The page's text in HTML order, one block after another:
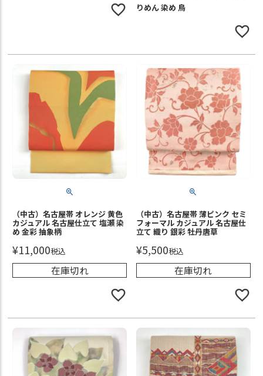
りめん 染め 鳥
（中古）名古屋帯 オレンジ 黄色
カジュアル 名古屋仕立て 塩瀬 染
め 金彩 抽象柄
¥11,000税込
在庫切れ
（中古）名古屋帯 薄ピンク セミ
フォーマル カジュアル 名古屋仕
立て 織り 銀彩 牡丹唐草
¥5,500税込
在庫切れ